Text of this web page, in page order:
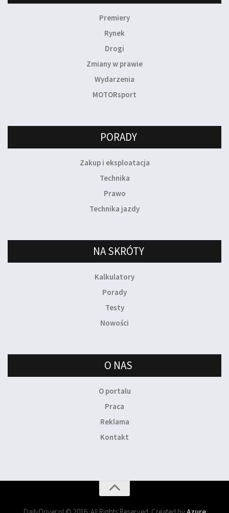
Premiery
Rynek
Drogi
Zmiany w prawie
Wydarzenia
MOTORsport
PORADY
Zakup i eksploatacja
Technika
Prawo
Technika jazdy
NA SKRÓTY
Kalkulatory
Porady
Testy
Nowości
O NAS
O portalu
Praca
Reklama
Kontakt